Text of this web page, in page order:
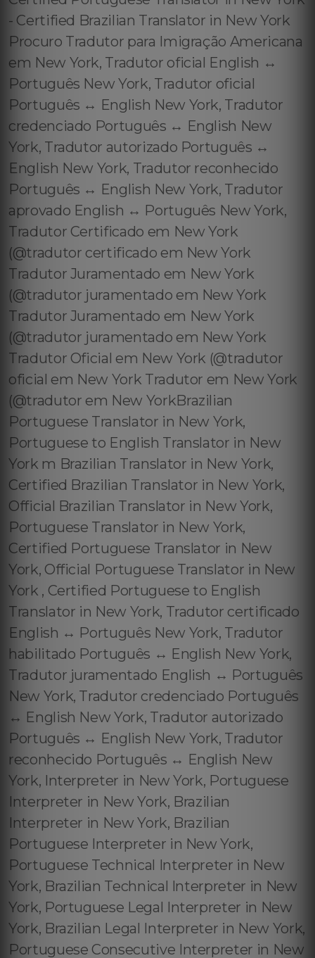
- Certified Brazilian Translator in New York
Procuro Tradutor para Imigração Americana
em New York, Tradutor oficial English ↔️
Português New York, Tradutor oficial
Português ↔️ English New York, Tradutor
credenciado Português ↔️ English New
York, Tradutor autorizado Português ↔️
English New York, Tradutor reconhecido
Português ↔️ English New York, Tradutor
aprovado English ↔️ Português New York,
Tradutor Certificado em New York
(@tradutor certificado em New York
Tradutor Juramentado em New York
(@tradutor juramentado em New York
Tradutor Juramentado em New York
(@tradutor juramentado em New York
Tradutor Oficial em New York (@tradutor
oficial em New York Tradutor em New York
(@tradutor em New YorkBrazilian
Portuguese Translator in New York,
Portuguese to English Translator in New
York m Brazilian Translator in New York,
Certified Brazilian Translator in New York,
Official Brazilian Translator in New York,
Portuguese Translator in New York,
Certified Portuguese Translator in New
York, Official Portuguese Translator in New
York , Certified Portuguese to English
Translator in New York, Tradutor certificado
English ↔️ Português New York, Tradutor
habilitado Português ↔️ English New York,
Tradutor juramentado English ↔️ Português
New York, Tradutor credenciado Português
↔️ English New York, Tradutor autorizado
Português ↔️ English New York, Tradutor
reconhecido Português ↔️ English New
York, Interpreter in New York, Portuguese
Interpreter in New York, Brazilian
Interpreter in New York, Brazilian
Portuguese Interpreter in New York,
Portuguese Technical Interpreter in New
York, Brazilian Technical Interpreter in New
York, Portuguese Legal Interpreter in New
York, Brazilian Legal Interpreter in New York,
Portuguese Consecutive Interpreter in New